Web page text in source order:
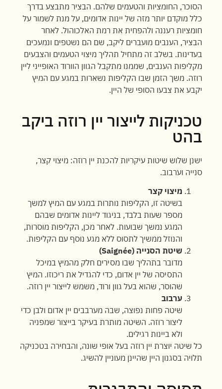
הסוכר, החומציות והטעמים שלהם. הבציר מתבצע בדרך
כלל מוקדם יותר מזה של יינות אדומים, על מנת לשמור על
חומציות רעננה ולהפחית את רמת האלכוהול. לאחר
הבציר, הענבים מועברים ליקב, שם הם נשטפים ונמעכים
בעדינות. בשלב זה מתחיל תהליך מיצוי הטעמים והצבעים
מקליפות הענבים, שממנו מתקבל הגוון הוורוד האופייני ליין
רוזה. משך הזמן שבו הקליפות נשארות במגע עם המיץ
יקבע את צבעו הסופי של היין.
טכניקות לייצור יין רוזה ביקב
בהט
ישנן שלוש שיטות עיקריות להכנת יין רוזה: מיצוי קצר,
סנייה וערבוב.
מיצוי קצר
בשיטה זו, הקליפות נותרות במגע עם המיץ למשך
מספר שעות בלבד, בניגוד ליינות אדומים שבהם
המגע נמשך שבועות. לאחר מכן, הקליפות מוסרות,
והנוזל ממשיך לתסוס ללא מגע נוסף עם הקליפות.
שיטת הסנייה (Saignée)
מדובר בתהליך שבו מסירים חלק מהמיץ במיכל
התסיסה של יין אדום, כדי להגדיל את ריכוזו. המיץ
שהוסר, שהוא בעל גוון ורוד, משמש לייצור יין רוזה.
ערבוב
שיטה פחות נפוצה, שבה מערבבים יין אדום ולבן כדי
ליצור רוזה. השיטה מותרת בעיקר בייצור שמפניה
ולא ביינות רגילים.
כל שיטה יוצרת יין רוזה בעל אופי שונה, והבחירה בטכניקה
תלויה בסגנון היין שהיינן מעוניין להשיג.